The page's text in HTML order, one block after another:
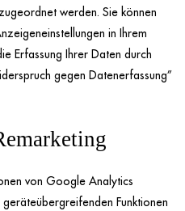
werden. Sie können
in Ihrem
Erfassung Ihrer Daten durch
gegen Datenerfassung”
von Google Analytics
Funktionen